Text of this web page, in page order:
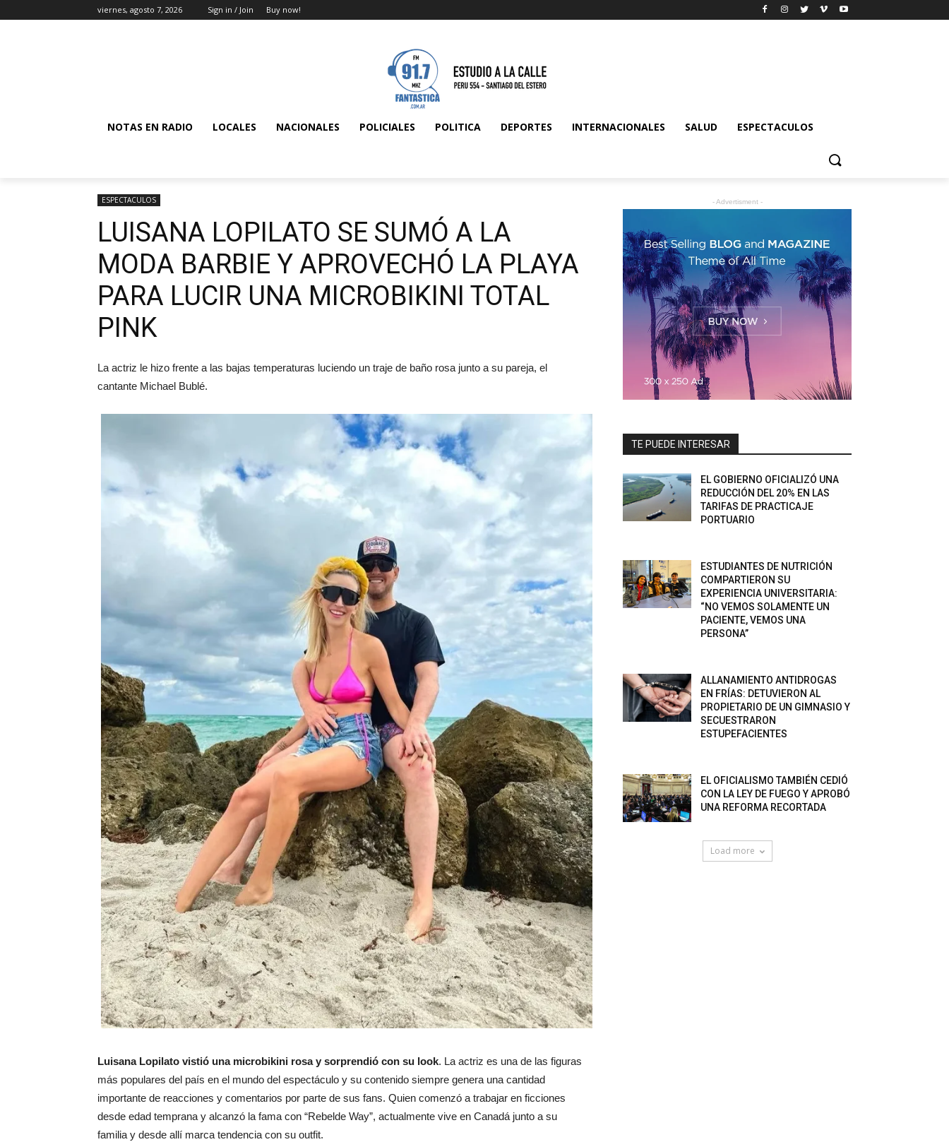
viernes, agosto 7, 2026 Sign in / Join Buy now!
NOTAS EN RADIO LOCALES NACIONALES POLICIALES POLITICA DEPORTES INTERNACIONALES SALUD ESPECTACULOS
ESPECTACULOS
LUISANA LOPILATO SE SUMÓ A LA
MODA BARBIE Y APROVECHÓ LA PLAYA
PARA LUCIR UNA MICROBIKINI TOTAL
PINK
La actriz le hizo frente a las bajas temperaturas luciendo un traje de baño rosa junto a su pareja, el
cantante Michael Bublé.
Luisana Lopilato vistió una microbikini rosa y sorprendió con su look. La actriz es una de las figuras
más populares del país en el mundo del espectáculo y su contenido siempre genera una cantidad
importante de reacciones y comentarios por parte de sus fans. Quien comenzó a trabajar en ficciones
desde edad temprana y alcanzó la fama con “Rebelde Way”, actualmente vive en Canadá junto a su
familia y desde allí marca tendencia con su outfit.
- Advertisment -
TE PUEDE INTERESAR
EL GOBIERNO OFICIALIZÓ UNA
REDUCCIÓN DEL 20% EN LAS
TARIFAS DE PRACTICAJE
PORTUARIO
ESTUDIANTES DE NUTRICIÓN
COMPARTIERON SU
EXPERIENCIA UNIVERSITARIA:
“NO VEMOS SOLAMENTE UN
PACIENTE, VEMOS UNA
PERSONA”
ALLANAMIENTO ANTIDROGAS
EN FRÍAS: DETUVIERON AL
PROPIETARIO DE UN GIMNASIO Y
SECUESTRARON
ESTUPEFACIENTES
EL OFICIALISMO TAMBIÉN CEDIÓ
CON LA LEY DE FUEGO Y APROBÓ
UNA REFORMA RECORTADA
Load more